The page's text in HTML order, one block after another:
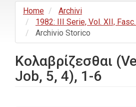
Home
Archivi
1982: III Serie, Vol. XII,
Archivio Storico
Κολαβρίζεσθαι
Job, 5, 4), 1-6